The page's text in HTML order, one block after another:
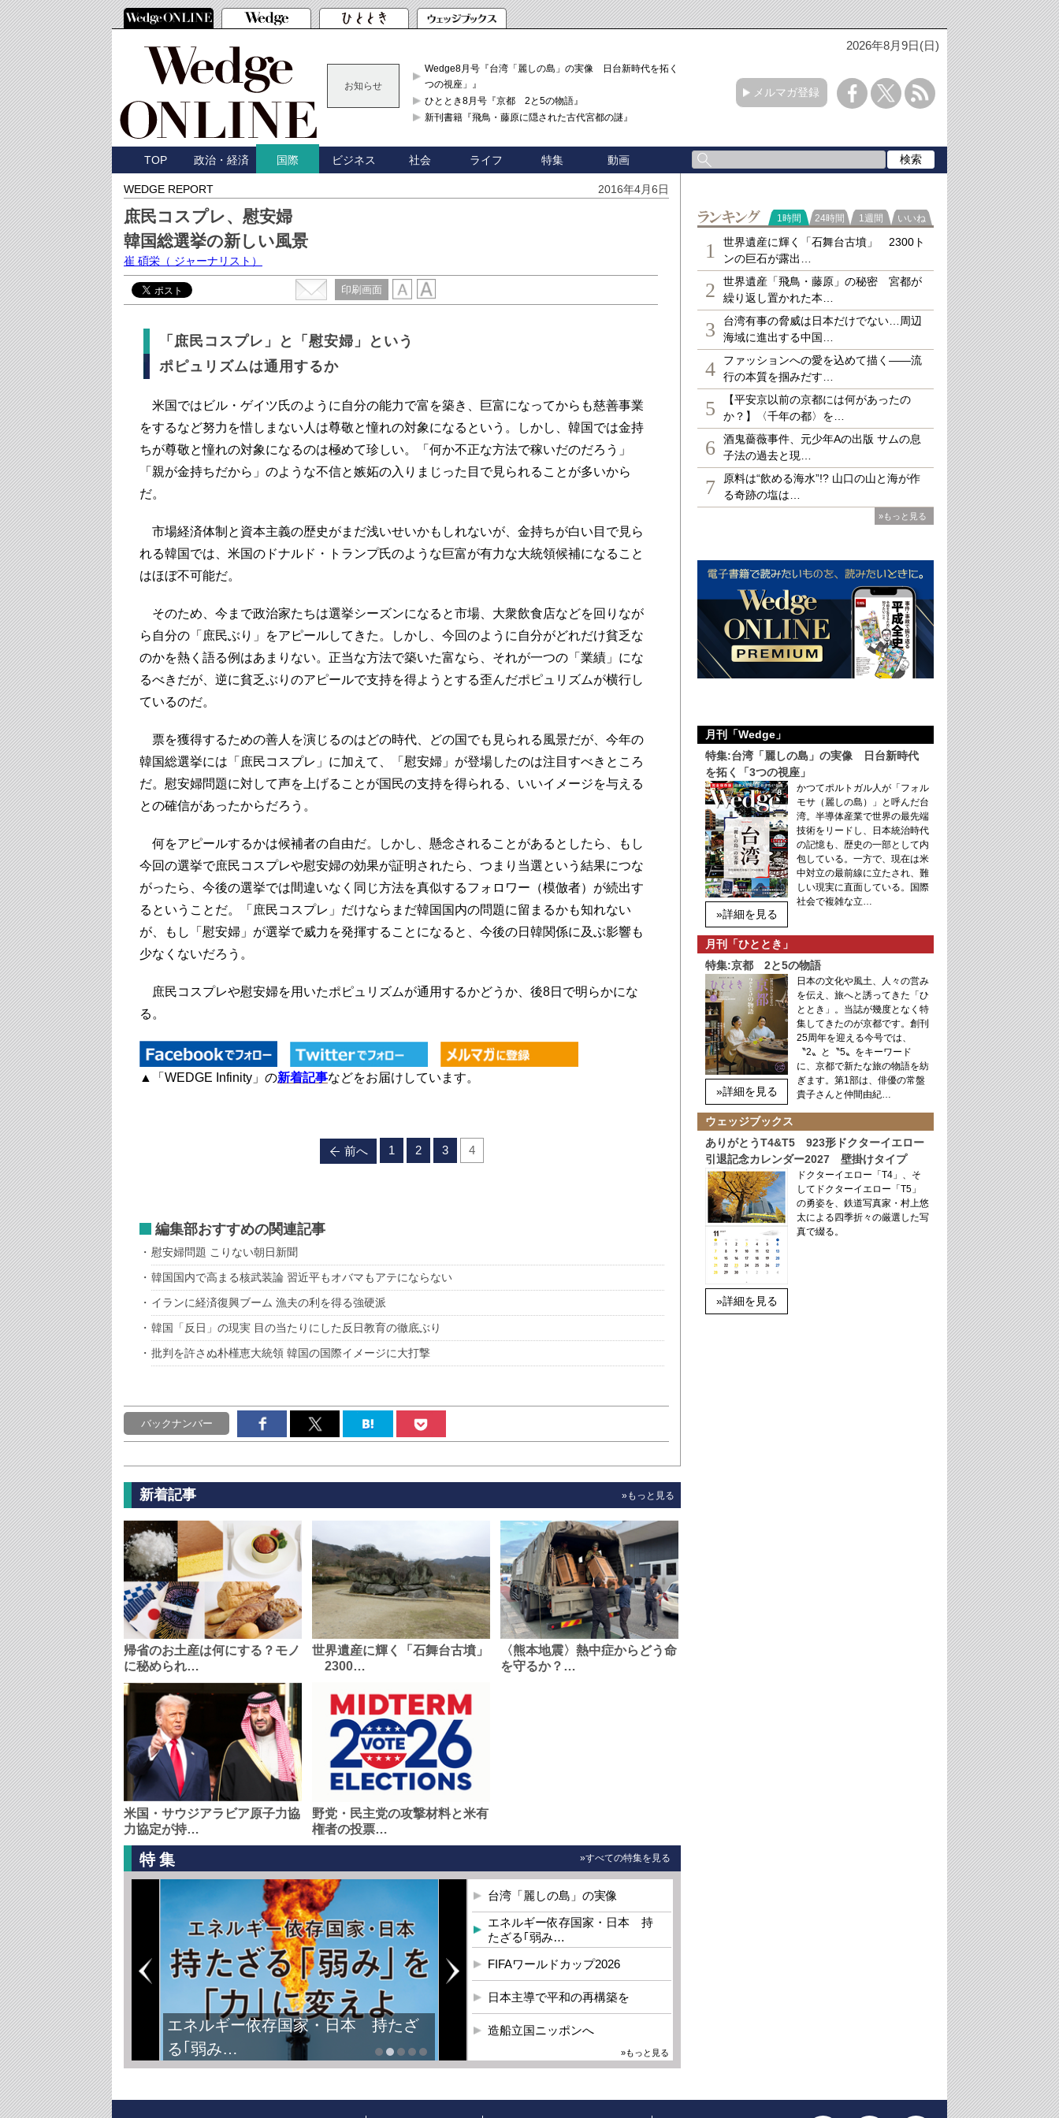
2026年8月9日(日)
お知らせ
Wedge8月号『台湾「麗しの島」の実像 日台新時代を拓く「3
つの視座」』
ひととき8月号『京都 2と5の物語』
新刊書籍『飛鳥・藤原に隠された古代宮都の謎』
メルマガ登録
TOP 政治・経済 国際 ビジネス 社会 ライフ 特集 動画
WEDGE REPORT 2016年4月6日
庶民コスプレ、慰安婦
韓国総選挙の新しい風景
崔 碩栄 （ ジャーナリスト）
印刷画面
「庶民コスプレ」と「慰安婦」という
ポピュリズムは通用するか
米国ではビル・ゲイツ氏のように自分の能力で富を築き、巨富になってからも慈善事業
をするなど努力を惜しまない人は尊敬と憧れの対象になるという。しかし、韓国では金持
ちが尊敬と憧れの対象になるのは極めて珍しい。「何か不正な方法で稼いだのだろう」
「親が金持ちだから」のような不信と嫉妬の入りまじった目で見られることが多いから
だ。
市場経済体制と資本主義の歴史がまだ浅いせいかもしれないが、金持ちが白い目で見ら
れる韓国では、米国のドナルド・トランプ氏のような巨富が有力な大統領候補になること
はほぼ不可能だ。
そのため、今まで政治家たちは選挙シーズンになると市場、大衆飲食店などを回りなが
ら自分の「庶民ぶり」をアピールしてきた。しかし、今回のように自分がどれだけ貧乏な
のかを熱く語る例はあまりない。正当な方法で築いた富なら、それが一つの「業績」にな
るべきだが、逆に貧乏ぶりのアピールで支持を得ようとする歪んだポピュリズムが横行し
ているのだ。
票を獲得するための善人を演じるのはどの時代、どの国でも見られる風景だが、今年の
韓国総選挙には「庶民コスプレ」に加えて、「慰安婦」が登場したのは注目すべきところ
だ。慰安婦問題に対して声を上げることが国民の支持を得られる、いいイメージを与える
との確信があったからだろう。
何をアピールするかは候補者の自由だ。しかし、懸念されることがあるとしたら、もし
今回の選挙で庶民コスプレや慰安婦の効果が証明されたら、つまり当選という結果につな
がったら、今後の選挙では間違いなく同じ方法を真似するフォロワー（模倣者）が続出す
るということだ。「庶民コスプレ」だけならまだ韓国国内の問題に留まるかも知れない
が、もし「慰安婦」が選挙で威力を発揮することになると、今後の日韓関係に及ぶ影響も
少なくないだろう。
庶民コスプレや慰安婦を用いたポピュリズムが通用するかどうか、後8日で明らかにな
る。
▲「WEDGE Infinity」の新着記事などをお届けしています。
前へ 1 2 3 4
編集部おすすめの関連記事
慰安婦問題 こりない朝日新聞
韓国国内で高まる核武装論 習近平もオバマもアテにならない
イランに経済復興ブーム 漁夫の利を得る強硬派
韓国「反日」の現実 目の当たりにした反日教育の徹底ぶり
批判を許さぬ朴槿恵大統領 韓国の国際イメージに大打撃
バックナンバー
新着記事 »もっと見る
帰省のお土産は何にする？モノ
に秘められ…
世界遺産に輝く「石舞台古墳」
2300…
〈熊本地震〉熱中症からどう命
を守るか？…
米国・サウジアラビア原子力協
力協定が持…
野党・民主党の攻撃材料と米有
権者の投票…
特集 »すべての特集を見る
エネルギー依存国家・日本 持たざ
る｢弱み…
台湾「麗しの島」の実像
エネルギー依存国家・日本 持
たざる｢弱み…
FIFAワールドカップ2026
日本主導で平和の再構築を
造船立国ニッポンへ
»もっと見る
ランキング
1時間 24時間 1週間 いいね
1
世界遺産に輝く「石舞台古墳」 2300ト
ンの巨石が露出…
2
世界遺産「飛鳥・藤原」の秘密 宮都が
繰り返し置かれた本…
3
台湾有事の脅威は日本だけでない…周辺
海域に進出する中国…
4
ファッションへの愛を込めて描く――流
行の本質を掴みだす…
5
【平安京以前の京都には何があったの
か？】〈千年の都〉を…
6
酒鬼薔薇事件、元少年Aの出版 サムの息
子法の過去と現…
7
原料は“飲める海水”!? 山口の山と海が作
る奇跡の塩は…
»もっと見る
月刊「Wedge」
特集:台湾「麗しの島」の実像 日台新時代
を拓く「3つの視座」
»詳細を見る
かつてポルトガル人が「フォル
モサ（麗しの島）」と呼んだ台
湾。半導体産業で世界の最先端
技術をリードし、日本統治時代
の記憶も、歴史の一部として内
包している。一方で、現在は米
中対立の最前線に立たされ、難
しい現実に直面している。国際
社会で複雑な立…
月刊「ひととき」
特集:京都 2と5の物語
»詳細を見る
日本の文化や風土、人々の営み
を伝え、旅へと誘ってきた「ひ
ととき」。当誌が幾度となく特
集してきたのが京都です。創刊
25周年を迎える今号では、
〝2〟と〝5〟をキーワード
に、京都で新たな旅の物語を紡
ぎます。第1部は、俳優の常盤
貴子さんと仲間由紀…
ウェッジブックス
ありがとうT4&T5 923形ドクターイエロー
引退記念カレンダー2027 壁掛けタイプ
»詳細を見る
ドクターイエロー「T4」、そ
してドクターイエロー「T5」
の勇姿を、鉄道写真家・村上悠
太による四季折々の厳選した写
真で綴る。